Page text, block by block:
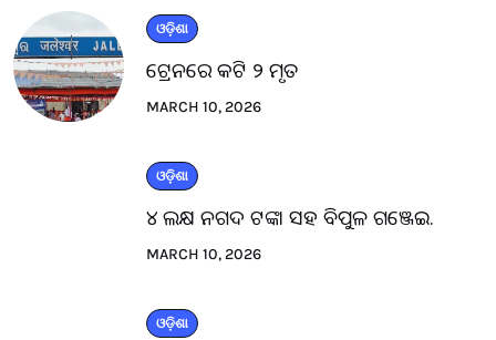
ଓଡ଼ିଶା
ଟ୍ରେନରେ କଟି ୨ ମୃତ
MARCH 10, 2026
ଓଡ଼ିଶା
୪ ଲକ୍ଷ ନଗଦ ଟଙ୍କା ସହ ବିପୁଳ ଗଞ୍ଜେଇ.
MARCH 10, 2026
ଓଡ଼ିଶା